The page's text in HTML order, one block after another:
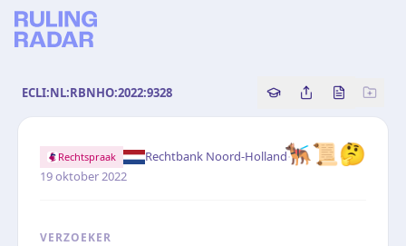
ECLI:NL:RBNHO:2022:9328 Copy source
Share this
Bekijk
🐕‍🦺📜🤔
Rechtspraak Rechtbank Noord-Holland·
19 oktober 2022
VERZOEKER